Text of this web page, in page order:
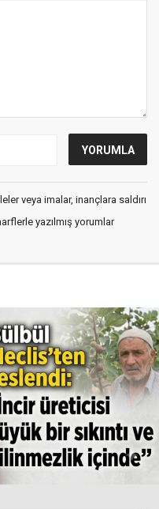
veya imalar, inançlara saldırı
yazılmış yorumlar